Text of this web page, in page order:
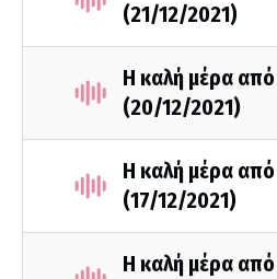
(21/12/2021)
Η καλή μέρα
(20/12/2021)
Η καλή μέρα
(17/12/2021)
Η καλή μέρα